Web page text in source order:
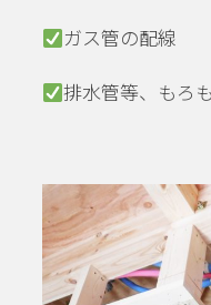
ガス管の配線
排水管等、もろ